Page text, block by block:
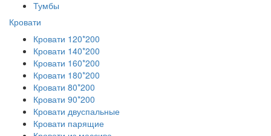
Тумбы
Кровати
Кровати 120*200
Кровати 140*200
Кровати 160*200
Кровати 180*200
Кровати 80*200
Кровати 90*200
Кровати двуспальные
Кровати парящие